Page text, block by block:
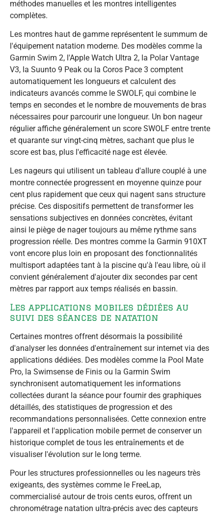
méthodes manuelles et les montres intelligentes
complètes.
Les montres haut de gamme représentent le summum de
l'équipement natation moderne. Des modèles comme la
Garmin Swim 2, l'Apple Watch Ultra 2, la Polar Vantage
V3, la Suunto 9 Peak ou la Coros Pace 3 comptent
automatiquement les longueurs et calculent des
indicateurs avancés comme le SWOLF, qui combine le
temps en secondes et le nombre de mouvements de bras
nécessaires pour parcourir une longueur. Un bon nageur
régulier affiche généralement un score SWOLF entre trente
et quarante sur vingt-cinq mètres, sachant que plus le
score est bas, plus l'efficacité nage est élevée.
Les nageurs qui utilisent un tableau d'allure couplé à une
montre connectée progressent en moyenne quinze pour
cent plus rapidement que ceux qui nagent sans structure
précise. Ces dispositifs permettent de transformer les
sensations subjectives en données concrètes, évitant
ainsi le piège de nager toujours au même rythme sans
progression réelle. Des montres comme la Garmin 910XT
vont encore plus loin en proposant des fonctionnalités
multisport adaptées tant à la piscine qu'à l'eau libre, où il
convient généralement d'ajouter dix secondes par cent
mètres par rapport aux temps réalisés en bassin.
Les applications mobiles dédiées au
suivi des séances de natation
Certaines montres offrent désormais la possibilité
d'analyser les données d'entraînement sur internet via des
applications dédiées. Des modèles comme la Pool Mate
Pro, la Swimsense de Finis ou la Garmin Swim
synchronisent automatiquement les informations
collectées durant la séance pour fournir des graphiques
détaillés, des statistiques de progression et des
recommandations personnalisées. Cette connexion entre
l'appareil et l'application mobile permet de conserver un
historique complet de tous les entraînements et de
visualiser l'évolution sur le long terme.
Pour les structures professionnelles ou les nageurs très
exigeants, des systèmes comme le FreeLap,
commercialisé autour de trois cents euros, offrent un
chronométrage natation ultra-précis avec des capteurs